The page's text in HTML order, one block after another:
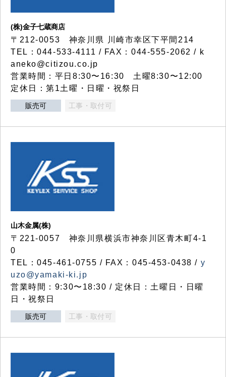
(株)金子七蔵商店
〒212-0053 神奈川県 川崎市幸区下平間214
TEL：044-533-4111 / FAX：044-555-2062 / k
aneko@citizou.co.jp
営業時間：平日8:30〜16:30 土曜8:30〜12:00
定休日：第1土曜・日曜・祝祭日
販売可 工事・取付可
山木金属(株)
〒221-0057 神奈川県横浜市神奈川区青木町4-1
0
TEL：045-461-0755 / FAX：045-453-0438 / y
uzo@yamaki-ki.jp
営業時間：9:30〜18:30 / 定休日：土曜日・日曜
日・祝祭日
販売可 工事・取付可